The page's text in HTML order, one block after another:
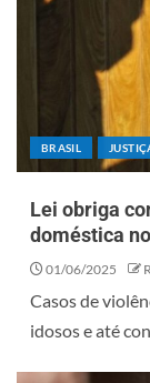
BRASIL
Lei obriga
doméstica
01/06/2025
Casos de
idosos e até